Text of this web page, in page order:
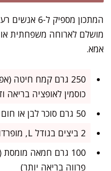
מושלם לארוחה משפחתית
אמא.
250 גרם קמח חיטה
כוסמין לאופציה בריאה
50 גרם סוכר לבן או חום בהיר
2 ביצים בגודל L, מופרדות לחלבונים וחלמונים
100 גרם חמאה
פרווה בריאה יותר)